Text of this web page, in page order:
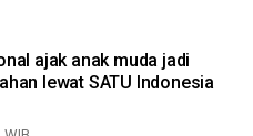
ajak anak muda jadi
lewat SATU Indonesia